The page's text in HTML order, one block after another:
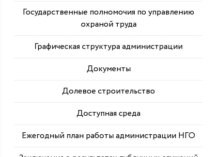
Государственные полномочия по управлению
охраной труда
Графическая структура администрации
Документы
Долевое строительство
Доступная среда
Ежегодный план работы администрации НГО